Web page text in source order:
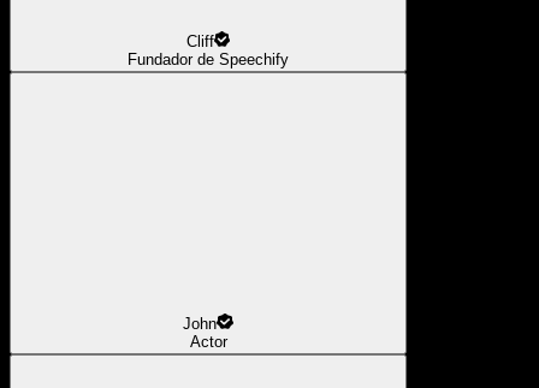
Cliff
Fundador de Speechify
John
Actor